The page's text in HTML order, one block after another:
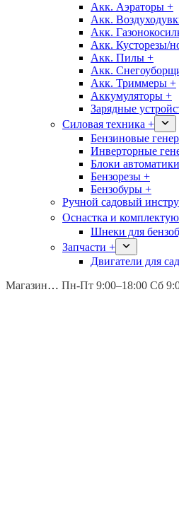
Акк. Аэраторы +
Акк.
Акк.
Акк. Кусторезы/
Акк. Пилы +
Акк.
Акк. Триммеры +
Аккумуляторы +
Зарядные
Силовая техника +
Бензиновые
Инверторные
Блоки
Бензорезы +
Бензобуры +
Ручной садовый
Оснастка и
Шнеки для
Запчасти +
Двигатели для
Магазины: Калуга ул.
Пн-Пт 9:00–18:00 Сб